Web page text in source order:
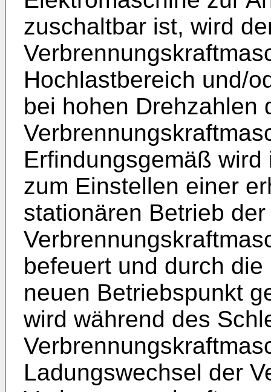
zuschaltbar ist, wird
Hochlastbereich und/
bei hohen Drehzahlen
Erfindungsgemäß
zum Einstellen einer
stationären Betrieb der
befeuert und durch
neuen Betriebspunkt
wird während des
Ladungswechsel der